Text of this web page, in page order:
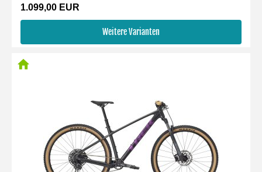
1.099,00 EUR
Weitere Varianten